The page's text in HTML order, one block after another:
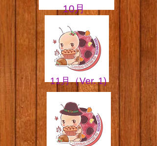
​​10月
​​11月（Ver. 1)